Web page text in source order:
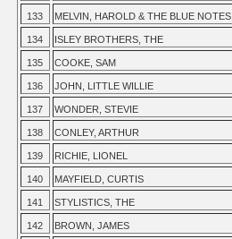
133 MELVIN, HAROLD & THE BLUE NOTES
134 ISLEY BROTHERS, THE
135 COOKE, SAM
136 JOHN, LITTLE WILLIE
137 WONDER, STEVIE
138 CONLEY, ARTHUR
139 RICHIE, LIONEL
140 MAYFIELD, CURTIS
141 STYLISTICS, THE
142 BROWN, JAMES